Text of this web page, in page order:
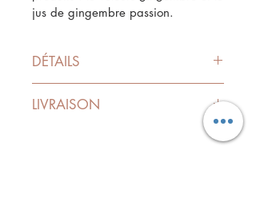
jus de gingembre passion.
DÉTAILS
Valeur nutritionnelle (pour 100g) :
LIVRAISON